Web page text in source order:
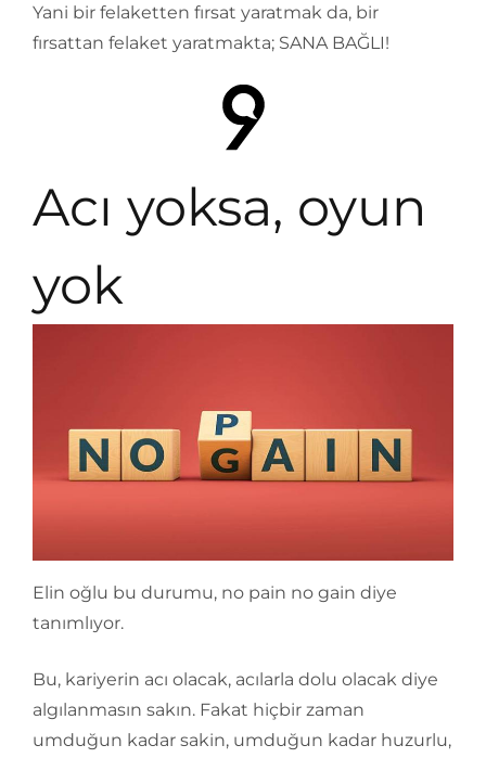
Yani bir felaketten fırsat yaratmak da, bir
fırsattan felaket yaratmakta; SANA BAĞLI!
Acı yoksa, oyun
yok
Elin oğlu bu durumu, no pain no gain diye
tanımlıyor.
Bu, kariyerin acı olacak, acılarla dolu olacak diye
algılanmasın sakın. Fakat hiçbir zaman
umduğun kadar sakin, umduğun kadar huzurlu,